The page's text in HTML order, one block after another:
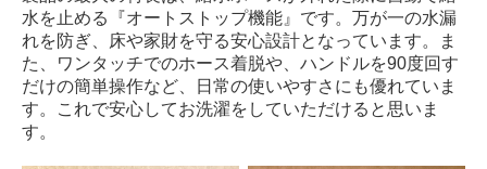
水を止める『オートストップ機能』です。万が一の水漏
れを防ぎ、床や家財を守る安心設計となっています。ま
た、ワンタッチでのホース着脱や、ハンドルを90度回す
だけの簡単操作など、日常の使いやすさにも優れていま
す。これで安心してお洗濯をしていただけると思いま
す。